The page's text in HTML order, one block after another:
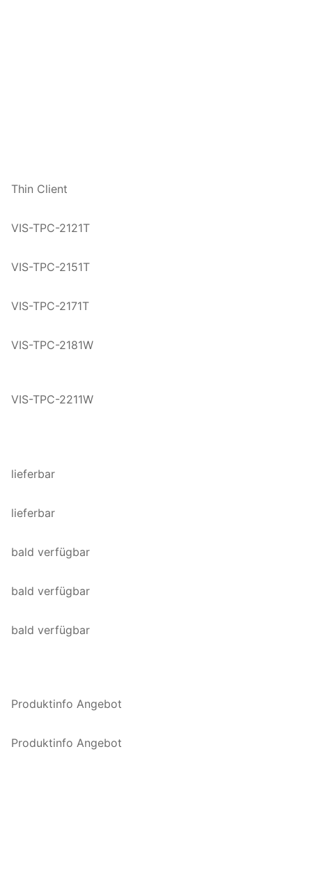
Thin Client
VIS-TPC-2121T
VIS-TPC-2151T
VIS-TPC-2171T
VIS-TPC-2181W
VIS-TPC-2211W
lieferbar
lieferbar
bald verfügbar
bald verfügbar
bald verfügbar
Produktinfo Angebot
Produktinfo Angebot